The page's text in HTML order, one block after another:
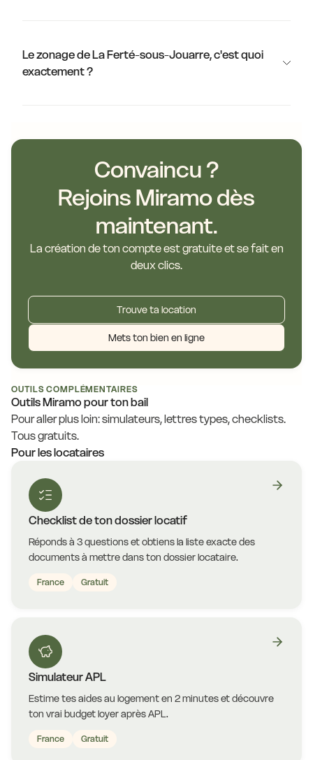
Le zonage de La Ferté-sous-Jouarre, c'est quoi
exactement ?
Convaincu ?
Rejoins Miramo dès
maintenant.
La création de ton compte est gratuite et se fait en
deux clics.
Trouve ta location
Mets ton bien en ligne
OUTILS COMPLÉMENTAIRES
Outils Miramo pour ton bail
Pour aller plus loin: simulateurs, lettres types, checklists.
Tous gratuits.
Pour les locataires
Checklist de ton dossier locatif
Réponds à 3 questions et obtiens la liste exacte des
documents à mettre dans ton dossier locataire.
France Gratuit
Simulateur APL
Estime tes aides au logement en 2 minutes et découvre
ton vrai budget loyer après APL.
France Gratuit